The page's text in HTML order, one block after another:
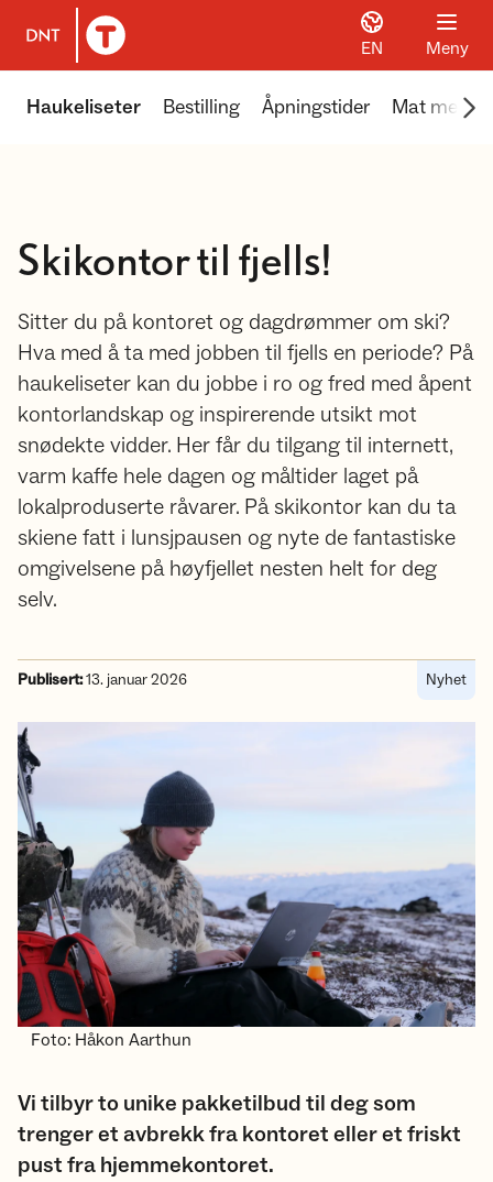
Til DNT.no forside
EN Meny
Haukeliseter Bestilling Åpningstider Mat med
Skikontor til fjells!
Sitter du på kontoret og dagdrømmer om ski?
Hva med å ta med jobben til fjells en periode? På
haukeliseter kan du jobbe i ro og fred med åpent
kontorlandskap og inspirerende utsikt mot
snødekte vidder. Her får du tilgang til internett,
varm kaffe hele dagen og måltider laget på
lokalproduserte råvarer. På skikontor kan du ta
skiene fatt i lunsjpausen og nyte de fantastiske
omgivelsene på høyfjellet nesten helt for deg
selv.
Publisert:13. januar 2026 Nyhet
Foto: Håkon Aarthun
Vi tilbyr to unike pakketilbud til deg som
trenger et avbrekk fra kontoret eller et friskt
pust fra hjemmekontoret.